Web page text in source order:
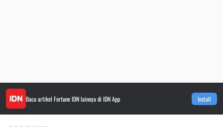
Baca artikel Fortune IDNlainnya di IDN App Install